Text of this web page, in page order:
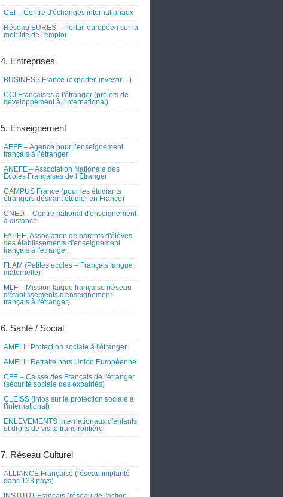
CEI – Centre d'échanges internationaux
Réseau EURES – Portail européen sur la
mobilité de l'emploi
4. Entreprises
BUSINESS France (exporter, investir…)
CCI Françaises à l'étranger (projets de
développement à l'international)
5. Enseignement
AEFE – Agence pour l’enseignement
français à l’étranger
ANEFE – Association Nationale des
Écoles Françaises de l’Étranger
CAMPUS France (pour les étudiants
étrangers désirant étudier en France)
CNED – Centre national d'enseignement
à distance
FAPEE, Association de parents d'élèves
des établissements d'enseignement
français à l'étranger.
FLAM (Petites écoles – Français langue
maternelle)
MLF – Mission laïque française (réseau
d'établissements d'enseignement
français à l'étranger)
6. Santé / Social
AMELI : Protection sociale à l'étranger
AMELI : Retraite hors Union Européenne
CFE – Caisse des Français de l'étranger
(sécurité sociale des expatriés)
CLEISS (infos sur la protection sociale à
l'international)
ENLEVEMENTS internationaux d'enfants
et droits de visite transfrontière
7. Réseau Culturel
ALLIANCE Française (réseau implanté
dans 133 pays)